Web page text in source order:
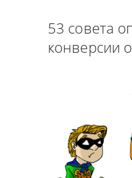
53 совета
конверсии